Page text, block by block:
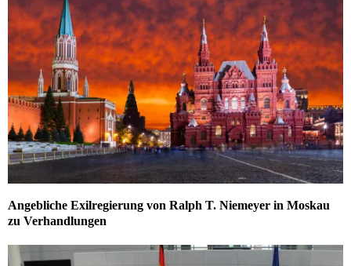
Angebliche Exilregierung von Ralph T. Niemeyer in Moskau
zu Verhandlungen